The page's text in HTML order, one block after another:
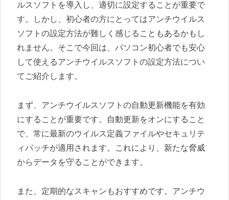
ルスソフトを導入し、適切に設定することが重要で
す。しかし、初心者の方にとってはアンチウイルス
ソフトの設定方法が難しく感じることもあるかもし
れません。そこで今回は、パソコン初心者でも安心
して使えるアンチウイルスソフトの設定方法につい
てご紹介します。
まず、アンチウイルスソフトの自動更新機能を有効
にすることが重要です。自動更新をオンにすること
で、常に最新のウイルス定義ファイルやセキュリテ
ィパッチが適用されます。これにより、新たな脅威
からデータを守ることができます。
また、定期的なスキャンもおすすめです。アンチウ